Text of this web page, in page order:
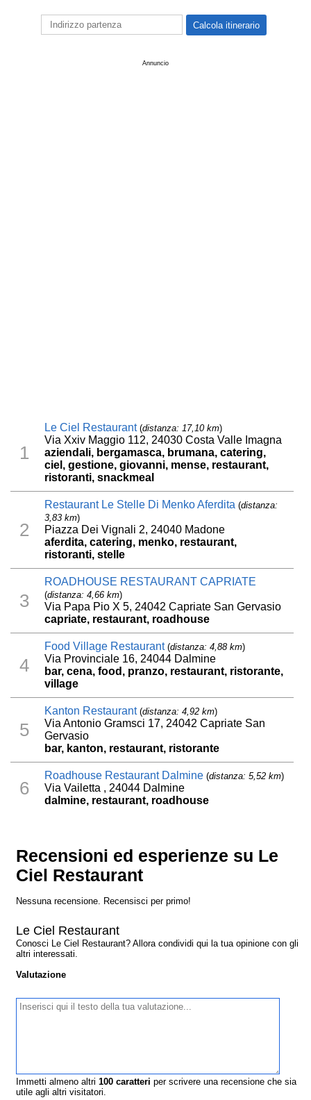
Annuncio
1
Le Ciel Restaurant(distanza: 17,10 km)
Via Xxiv Maggio 112, 24030 Costa Valle Imagna
aziendali, bergamasca, brumana, catering,
ciel, gestione, giovanni, mense, restaurant,
ristoranti, snackmeal
2
Restaurant Le Stelle Di Menko Aferdita (distanza:
3,83 km)
Piazza Dei Vignali 2, 24040 Madone
aferdita, catering, menko, restaurant,
ristoranti, stelle
3
ROADHOUSE RESTAURANT CAPRIATE
(distanza: 4,66 km)
Via Papa Pio X 5, 24042 Capriate San Gervasio
capriate, restaurant, roadhouse
4
Food Village Restaurant(distanza: 4,88 km)
Via Provinciale 16, 24044 Dalmine
bar, cena, food, pranzo, restaurant, ristorante,
village
5
Kanton Restaurant(distanza: 4,92 km)
Via Antonio Gramsci 17, 24042 Capriate San
Gervasio
bar, kanton, restaurant, ristorante
6
Roadhouse Restaurant Dalmine (distanza: 5,52 km)
Via Vailetta , 24044 Dalmine
dalmine, restaurant, roadhouse
Recensioni ed esperienze su Le
Ciel Restaurant
Nessuna recensione. Recensisci per primo!
Le Ciel Restaurant
Conosci Le Ciel Restaurant? Allora condividi qui la tua opinione con gli
altri interessati.
Valutazione
Immetti almeno altri100 caratteri per scrivere una recensione che sia
utile agli altri visitatori.